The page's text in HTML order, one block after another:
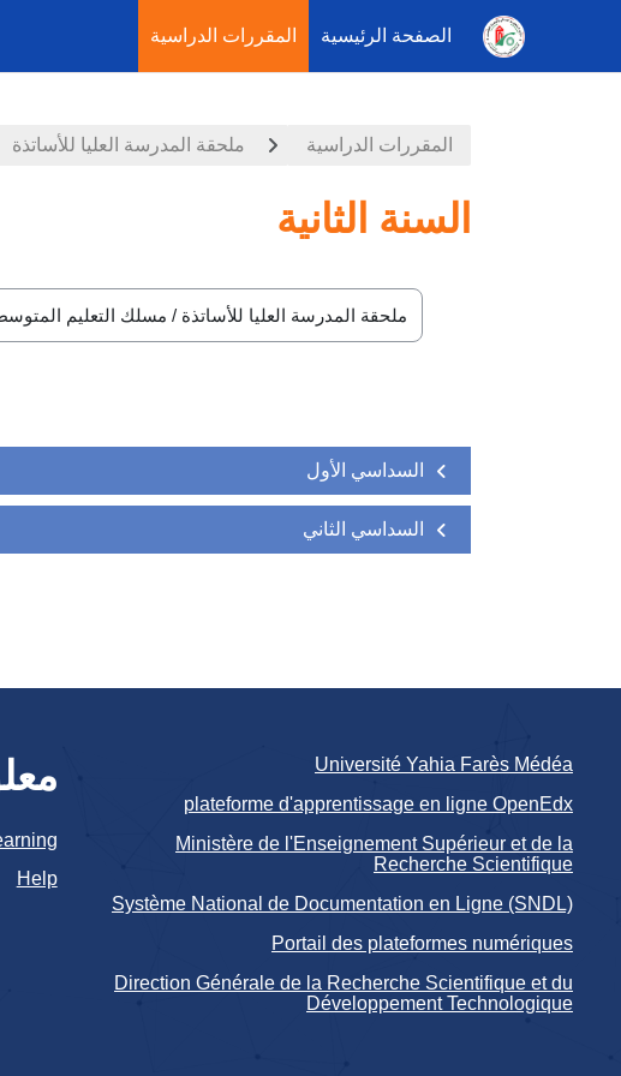
الصفحة الرئيسية المقررات الدراسية
المقررات الدراسية ملحقة المدرسة العليا للأساتذة
السنة الثانية
تصنيفات المقررات
السداسي الأول
السداسي الثاني
Université Yahia Farès Médéa
plateforme d'apprentissage en ligne OpenEdx
Ministère de l'Enseignement Supérieur et de la
Recherche Scientifique
Système National de Documentation en Ligne (SNDL)
Portail des plateformes numériques
Direction Générale de la Recherche Scientifique et du
Développement Technologique
Help